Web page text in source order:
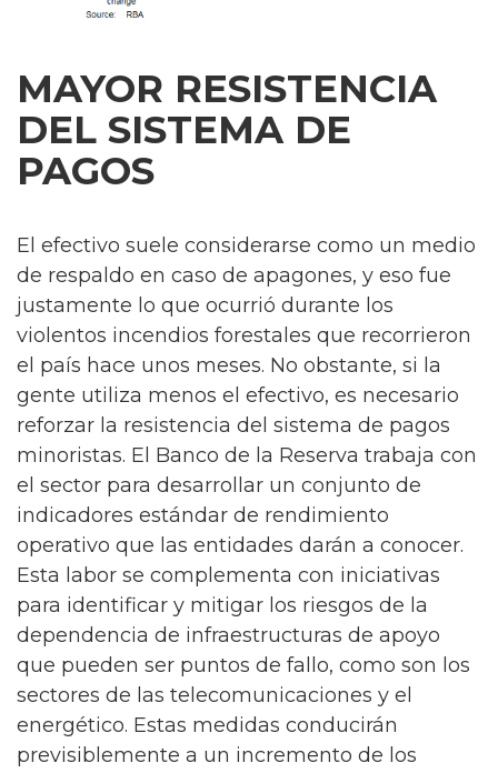
MAYOR RESISTENCIA
DEL SISTEMA DE
PAGOS
El efectivo suele considerarse como un medio
de respaldo en caso de apagones, y eso fue
justamente lo que ocurrió durante los
violentos incendios forestales que recorrieron
el país hace unos meses. No obstante, si la
gente utiliza menos el efectivo, es necesario
reforzar la resistencia del sistema de pagos
minoristas. El Banco de la Reserva trabaja con
el sector para desarrollar un conjunto de
indicadores estándar de rendimiento
operativo que las entidades darán a conocer.
Esta labor se complementa con iniciativas
para identificar y mitigar los riesgos de la
dependencia de infraestructuras de apoyo
que pueden ser puntos de fallo, como son los
sectores de las telecomunicaciones y el
energético. Estas medidas conducirán
previsiblemente a un incremento de los